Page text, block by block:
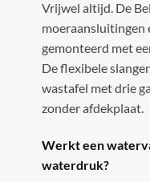
Vrijwel altijd. De
moeraansluitingen
gemonteerd met
De flexibele
wastafel met drie
zonder afdekplaat.
Werkt een
waterdruk?